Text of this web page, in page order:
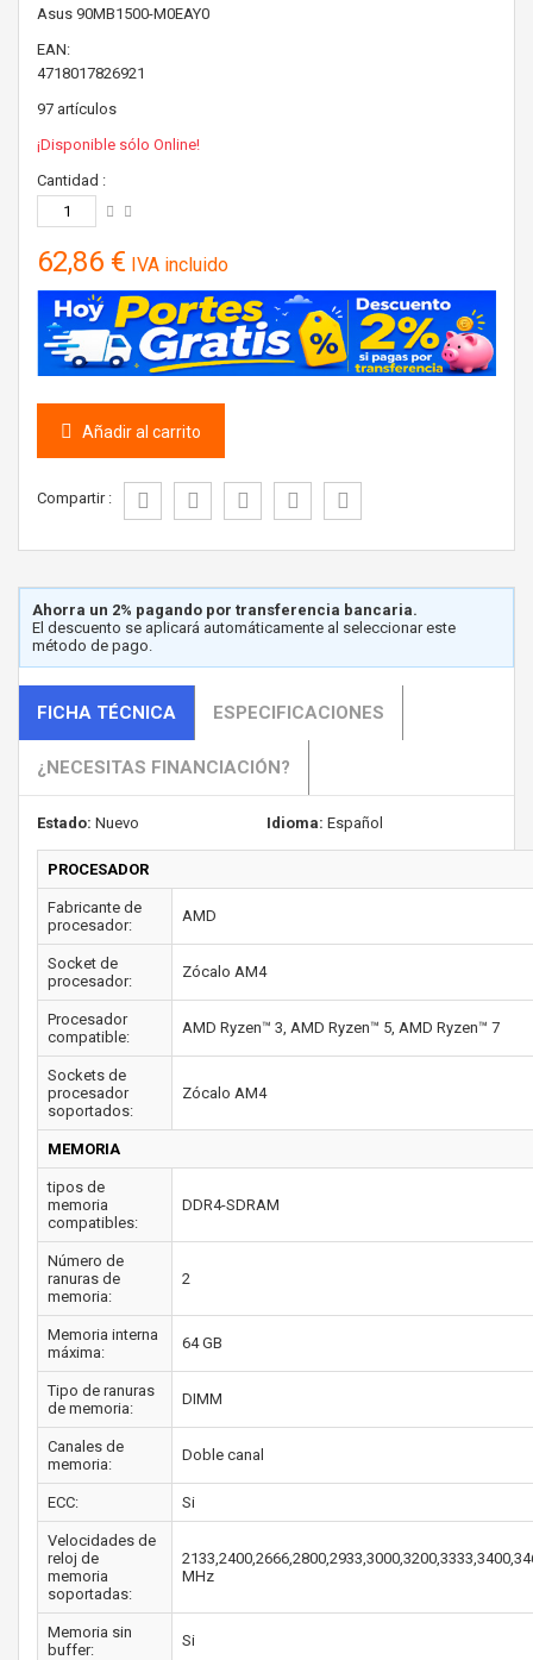
Asus 90MB1500-M0EAY0
EAN:
4718017826921
97 artículos
¡Disponible sólo Online!
Cantidad :
62,86 € IVA incluido
Añadir al carrito
Compartir :
Ahorra un 2% pagando por transferencia bancaria.
El descuento se aplicará automáticamente al seleccionar este
método de pago.
FICHA TÉCNICA ESPECIFICACIONES
¿NECESITAS FINANCIACIÓN?
Estado: Nuevo Idioma: Español
PROCESADOR
Fabricante de
procesador:
AMD
Socket de
procesador:
Zócalo AM4
Procesador
compatible:
AMD Ryzen™ 3, AMD Ryzen™ 5, AMD Ryzen™ 7
Sockets de
procesador
soportados:
Zócalo AM4
MEMORIA
tipos de
memoria
compatibles:
DDR4-SDRAM
Número de
ranuras de
memoria:
2
Memoria interna
máxima:
64 GB
Tipo de ranuras
de memoria:
DIMM
Canales de
memoria:
Doble canal
ECC: Si
Velocidades de
reloj de
memoria
soportadas:
MHz
Memoria sin
buffer:
Si